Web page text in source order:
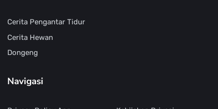
Cerita Pengantar Tidur
Cerita Hewan
Dongeng
Navigasi